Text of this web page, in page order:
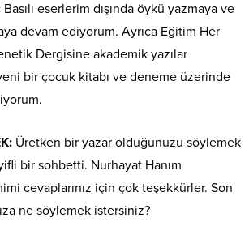
Basılı eserlerim dışında öykü yazmaya ve
devam ediyorum. Ayrıca Eğitim Her
Dergisine akademik yazılar
bir çocuk kitabı ve deneme üzerinde
Üretken bir yazar olduğunuzu söylemek
bir sohbetti. Nurhayat Hanım
cevaplarınız için çok teşekkürler. Son
ne söylemek istersiniz?